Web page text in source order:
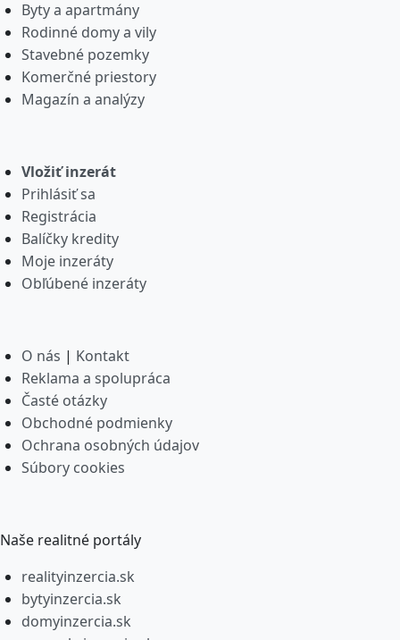
Byty a apartmány
Rodinné domy a vily
Stavebné pozemky
Komerčné priestory
Magazín a analýzy
Vložiť inzerát
Prihlásiť sa
Registrácia
Balíčky kredity
Moje inzeráty
Obľúbené inzeráty
O nás | Kontakt
Reklama a spolupráca
Časté otázky
Obchodné podmienky
Ochrana osobných údajov
Súbory cookies
Naše realitné portály
realityinzercia.sk
bytyinzercia.sk
domyinzercia.sk